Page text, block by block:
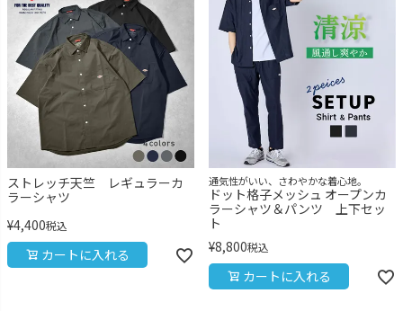
ストレッチ天竺 レギュラーカ
ラーシャツ
¥4,400税込
カートに入れる
通気性がいい、さわやかな着心地。
ドット格子メッシュ オープンカ
ラーシャツ＆パンツ 上下セッ
ト
¥8,800税込
カートに入れる